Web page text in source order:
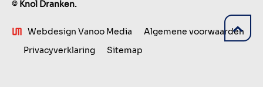
© Knol Dranken.
Webdesign Vanoo Media
Algemene voorwaarden
Privacyverklaring
Sitemap